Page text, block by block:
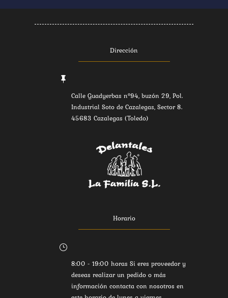
Dirección

Calle Guadyerbas nº94, buzón 29, Pol.
Industrial Soto de Cazalegas, Sector 8.
45683 Cazalegas (Toledo)
Horario
}
8:00 - 19:00 horas Si eres proveedor y
deseas realizar un pedido o más
información contacta con nosotros en